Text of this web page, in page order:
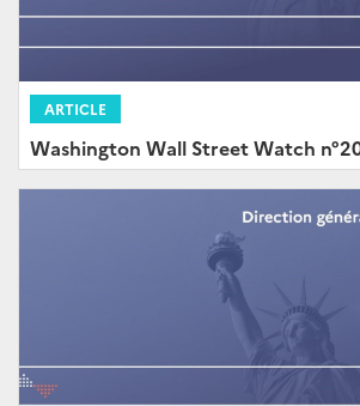
ARTICLE
Washington Wall Street Watch